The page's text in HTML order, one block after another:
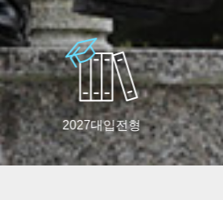
2027대입전형